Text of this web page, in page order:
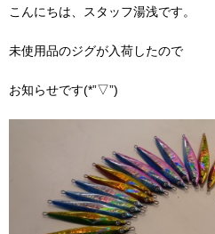
こんにちは、スタッフ湯浅です。
未使用品のジグが入荷したので
お知らせです(*”▽”)